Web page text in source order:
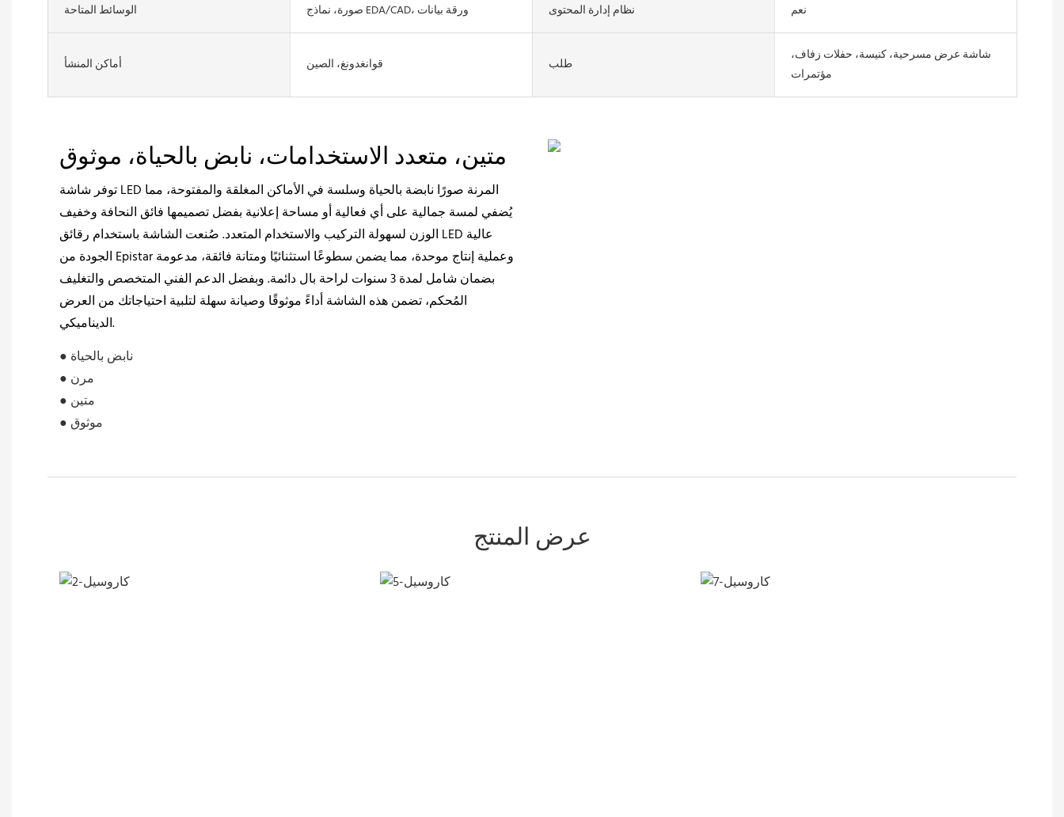
الوسائط المتاحة صورة، نماذج EDA/CAD، ورقة بيانات نظام إدارة المحتوى نعم
أماكن المنشأ قوانغدونغ، الصين طلب
شاشة عرض مسرحية، كنيسة، حفلات زفاف،
مؤتمرات
متين، متعدد الاستخدامات، نابض بالحياة، موثوق
توفر شاشة LED المرنة صورًا نابضة بالحياة وسلسة في الأماكن المغلقة والمفتوحة، مما
يُضفي لمسة جمالية على أي فعالية أو مساحة إعلانية بفضل تصميمها فائق النحافة وخفيف
الوزن لسهولة التركيب والاستخدام المتعدد. صُنعت الشاشة باستخدام رقائق LED عالية
الجودة من Epistar وعملية إنتاج موحدة، مما يضمن سطوعًا استثنائيًا ومتانة فائقة، مدعومة
بضمان شامل لمدة 3 سنوات لراحة بال دائمة. وبفضل الدعم الفني المتخصص والتغليف
المُحكم، تضمن هذه الشاشة أداءً موثوقًا وصيانة سهلة لتلبية احتياجاتك من العرض
الديناميكي.
● نابض بالحياة
● مرن
● متين
● موثوق
عرض المنتج